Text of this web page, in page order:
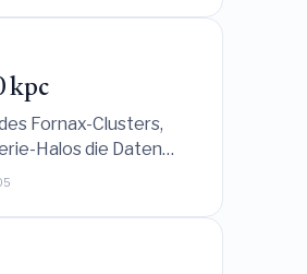
kpc
Fornax-Clusters,
Halos die Daten
liefert.